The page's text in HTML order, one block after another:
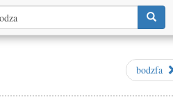
bodzfa